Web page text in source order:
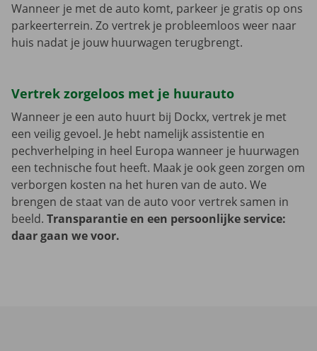
Wanneer je met de auto komt, parkeer je gratis op ons
parkeerterrein. Zo vertrek je probleemloos weer naar
huis nadat je jouw huurwagen terugbrengt.
Vertrek zorgeloos met je huurauto
Wanneer je een auto huurt bij Dockx, vertrek je met
een veilig gevoel. Je hebt namelijk assistentie en
pechverhelping in heel Europa wanneer je huurwagen
een technische fout heeft. Maak je ook geen zorgen om
verborgen kosten na het huren van de auto. We
brengen de staat van de auto voor vertrek samen in
beeld. Transparantie en een persoonlijke service:
daar gaan we voor.